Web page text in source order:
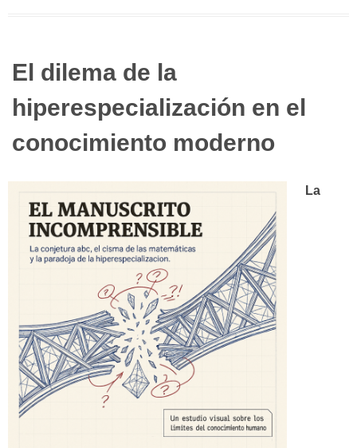
El dilema de la
hiperespecialización en el
conocimiento moderno
La